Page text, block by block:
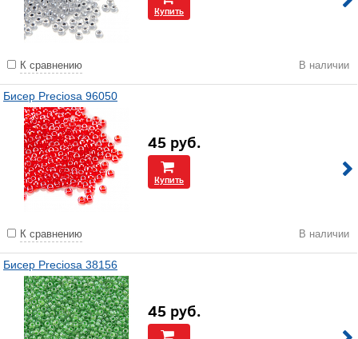
Купить
К сравнению В наличии
Бисер Preciosa 96050
45 руб.
Купить
К сравнению В наличии
Бисер Preciosa 38156
45 руб.